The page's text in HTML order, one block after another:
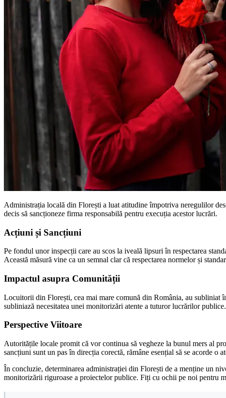
Administrația locală din Florești a luat atitudine împotriva neregulilor
decis să sancționeze firma responsabilă pentru execuția acestor lucrări.
Acțiuni și Sancțiuni
Pe fondul unor inspecții care au scos la iveală lipsuri în respectarea
Această măsură vine ca un semnal clar că respectarea normelor și
Impactul asupra Comunității
Locuitorii din Florești, cea mai mare comună din România, au subliniat
subliniază necesitatea unei monitorizări atente a tuturor lucrărilor
Perspective Viitoare
Autoritățile locale promit că vor continua să vegheze la bunul mers al
sancțiuni sunt un pas în direcția corectă, rămâne esențial să se acorde
În concluzie, determinarea administrației din Florești de a menține un
monitorizării riguroase a proiectelor publice. Fiți cu ochii pe noi pentru